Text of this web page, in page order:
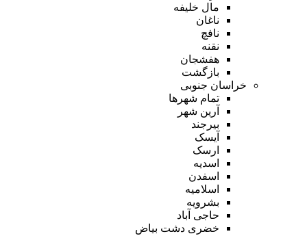
مال خلیفه
ناغان
نافچ
نقنه
هفشجان
بازگشت
خراسان جنوبی
تمام شهر‌ها
آرین شهر
بیرجند
آیسک
ارسک
اسدیه
اسفدن
اسلامیه
بشرویه
حاجی آباد
خضری دشت بیاض